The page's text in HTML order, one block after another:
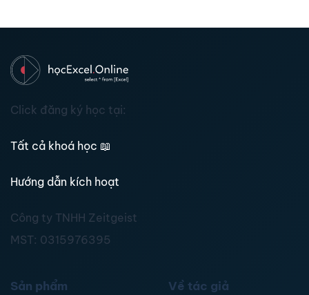
Click đăng ký học tại:
Tất cả khoá học 📖
Hướng dẫn kích hoạt
Công ty TNHH Zeitgeist
MST: 0315976395
Sản phẩm Về tác giả